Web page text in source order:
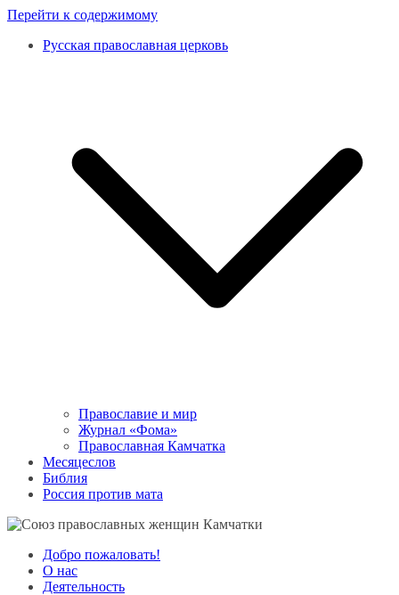
Перейти к содержимому
Русская православная церковь
Православие и мир
Журнал «Фома»
Православная Камчатка
Месяцеслов
Библия
Россия против мата
Добро пожаловать!
О нас
Деятельность